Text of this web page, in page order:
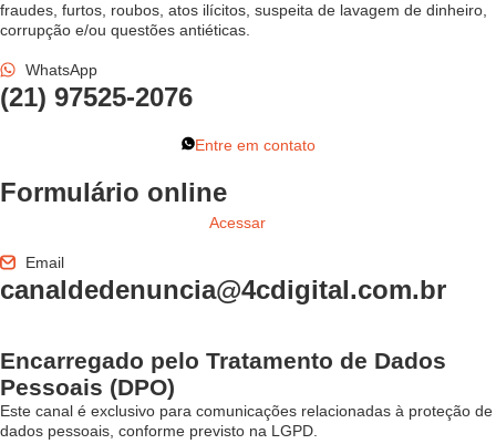
fraudes, furtos, roubos, atos ilícitos, suspeita de lavagem de dinheiro,
corrupção e/ou questões antiéticas.
WhatsApp
(21) 97525-2076
Entre em contato
Formulário online
Acessar
Email
canaldedenuncia@4cdigital.com.br
Encarregado pelo Tratamento de Dados
Pessoais (DPO)
Este canal é exclusivo para comunicações relacionadas à proteção de
dados pessoais, conforme previsto na LGPD.